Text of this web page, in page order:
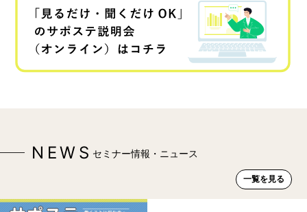
NEWS セミナー情報・ニュース
一覧を見る